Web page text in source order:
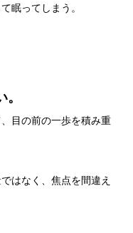
眠ってしまう。
目の前の一歩を積み重
はなく、焦点を間違え